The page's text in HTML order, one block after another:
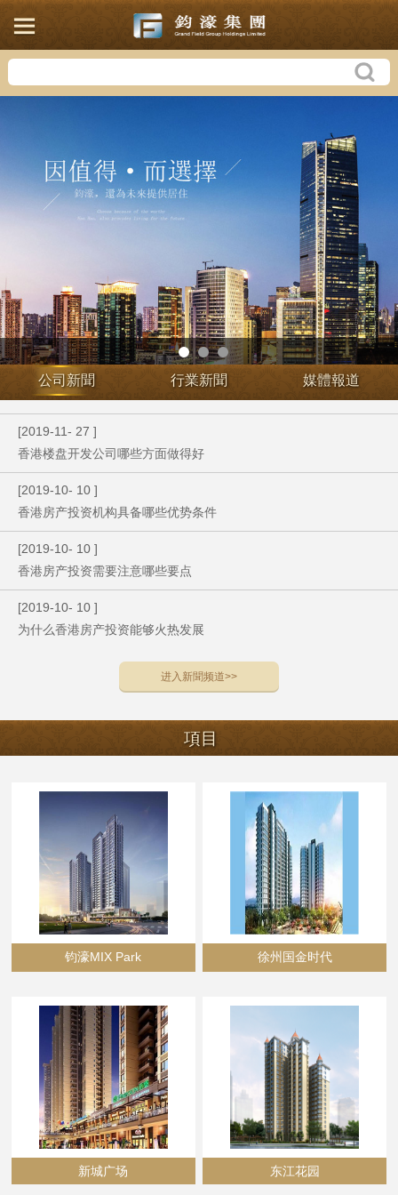
公司新聞 行業新聞 媒體報道
香港楼盘开发公司哪些方面做得好
[2019-11- 27 ]
香港房产投资机构具备哪些优势条件
[2019-10- 10 ]
香港房产投资需要注意哪些要点
[2019-10- 10 ]
为什么香港房产投资能够火热发展
[2019-10- 10 ]
进入 新聞频道>>
項目
钧濠MIX Park 徐州国金时代
新城广场 东江花园